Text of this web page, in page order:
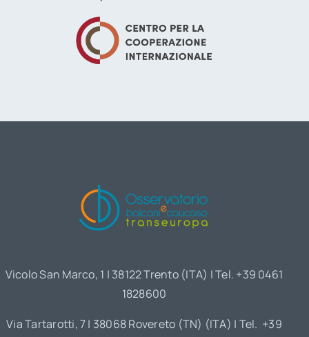
Vicolo San Marco, 1 | 38122 Trento (ITA) | Tel. +39 0461
1828600
Via Tartarotti, 7 | 38068 Rovereto (TN) (ITA) | Tel. +39